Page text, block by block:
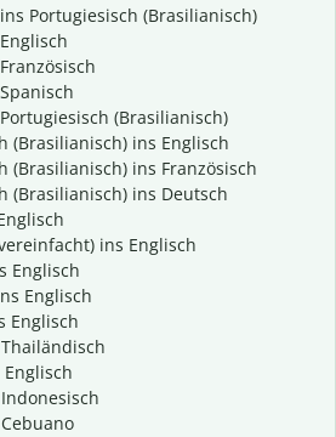
Portugiesisch (Brasilianisch)
(Brasilianisch)
(Brasilianisch) ins Englisch
(Brasilianisch) ins Französisch
(Brasilianisch) ins Deutsch
ins Englisch
Englisch
Englisch
Englisch